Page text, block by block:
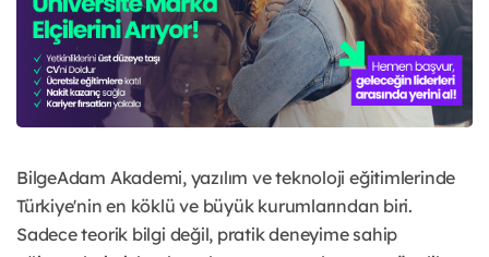
BilgeAdam Akademi, yazılım ve teknoloji eğitimlerinde
Türkiye'nin en köklü ve büyük kurumlarından biri.
Sadece teorik bilgi değil, pratik deneyime sahip